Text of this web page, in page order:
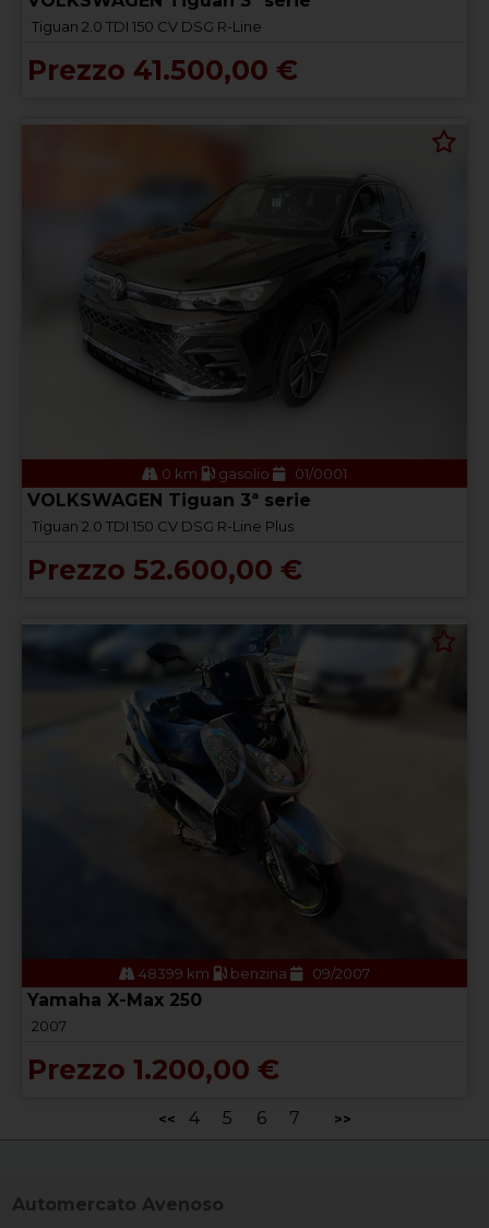
Tiguan 2.0 TDI 150 CV DSG R-Line
Prezzo 41.500,00 €
0 km gasolio 01/0001
VOLKSWAGEN Tiguan 3ª serie
Tiguan 2.0 TDI 150 CV DSG R-Line Plus
Prezzo 52.600,00 €
48399 km benzina 09/2007
Yamaha X-Max 250
2007
Prezzo 1.200,00 €
<< 4 5 6 7 >>
Automercato Avenoso